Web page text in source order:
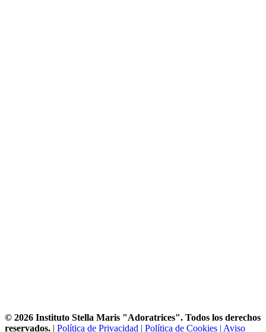
© 2026 Instituto Stella Maris "Adoratrices". Todos los derechos
reservados. | Política de Privacidad | Política de Cookies | Aviso